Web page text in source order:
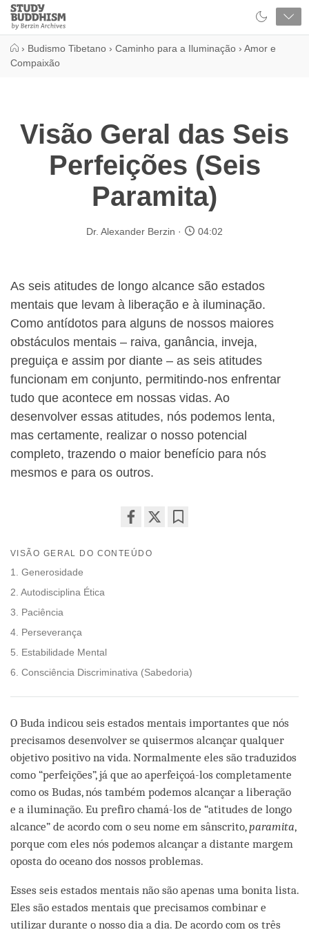
Close
Study
Buddhism
› Budismo Tibetano › Caminho para a Iluminação › Amor e
Compaixão
Visão Geral das Seis
Perfeições (Seis
Paramita)
Dr. Alexander Berzin 04:02
As seis atitudes de longo alcance são estados
mentais que levam à liberação e à iluminação.
Como antídotos para alguns de nossos maiores
obstáculos mentais – raiva, ganância, inveja,
preguiça e assim por diante – as seis atitudes
funcionam em conjunto, permitindo-nos enfrentar
tudo que acontece em nossas vidas. Ao
desenvolver essas atitudes, nós podemos lenta,
mas certamente, realizar o nosso potencial
completo, trazendo o maior benefício para nós
mesmos e para os outros.
on
VISÃO GERAL DO CONTEÚDO
1. Generosidade
2. Autodisciplina Ética
3. Paciência
4. Perseverança
5. Estabilidade Mental
6. Consciência Discriminativa (Sabedoria)
O Buda indicou seis estados mentais importantes que nós
precisamos desenvolver se quisermos alcançar qualquer
objetivo positivo na vida. Normalmente eles são traduzidos
como “perfeições”, já que ao aperfeiçoá-los completamente
como os Budas, nós também podemos alcançar a liberação
e a iluminação. Eu prefiro chamá-los de “atitudes de longo
alcance” de acordo com o seu nome em sânscrito,paramita,
porque com eles nós podemos alcançar a distante margem
oposta do oceano dos nossos problemas.
Esses seis estados mentais não são apenas uma bonita lista.
Eles são estados mentais que precisamos combinar e
utilizar durante o nosso dia a dia. De acordo com os três